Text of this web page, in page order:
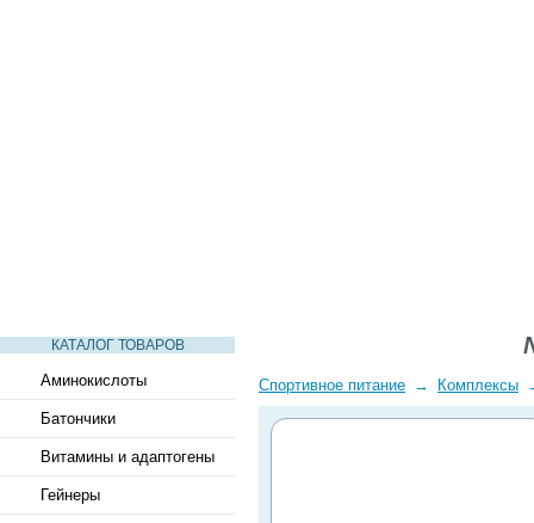
КАТАЛОГ ТОВАРОВ
Аминокислоты
Батончики
Витамины и адаптогены
Гейнеры
Спортивное питание → Комплексы